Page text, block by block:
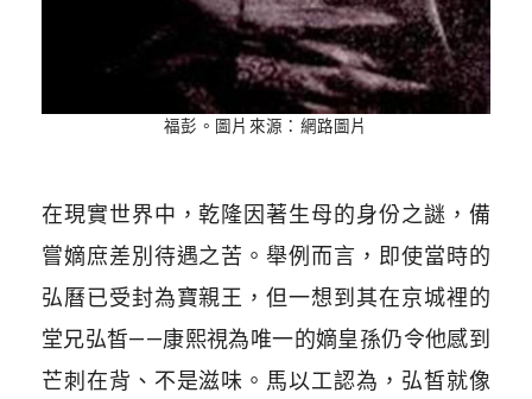
福彭。圖片來源：網路圖片
在現實世界中，乾隆因著生母的身份之謎，備
嘗嫡庶差別待遇之苦。舉例而言，即使當時的
弘曆已受封為寶親王，但一想到其在京城裡的
堂兄弘皙——康熙視為唯一的嫡皇孫仍令他感到
芒刺在背、不是滋味。馬以工認為，弘皙就像